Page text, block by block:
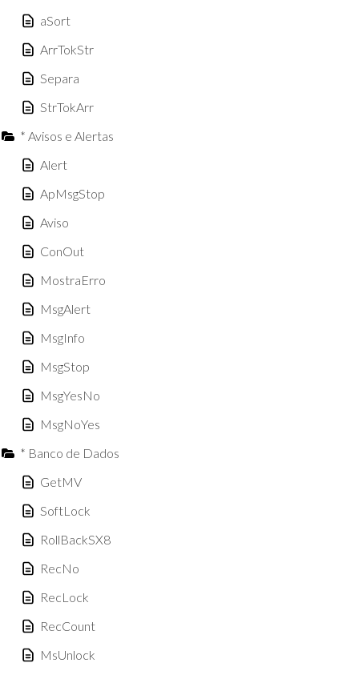
aSort
ArrTokStr
Separa
StrTokArr
* Avisos e Alertas
Alert
ApMsgStop
Aviso
ConOut
MostraErro
MsgAlert
MsgInfo
MsgStop
MsgYesNo
MsgNoYes
* Banco de Dados
GetMV
SoftLock
RollBackSX8
RecNo
RecLock
RecCount
MsUnlock